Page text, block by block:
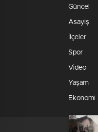
Güncel
Asayiş
İlçeler
Spor
Video
Yaşam
Ekonomi